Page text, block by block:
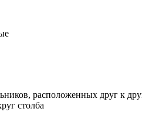
расположенных друг к
столба